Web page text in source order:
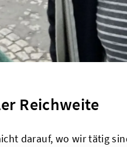
Reichweite
darauf, wo wir tätig